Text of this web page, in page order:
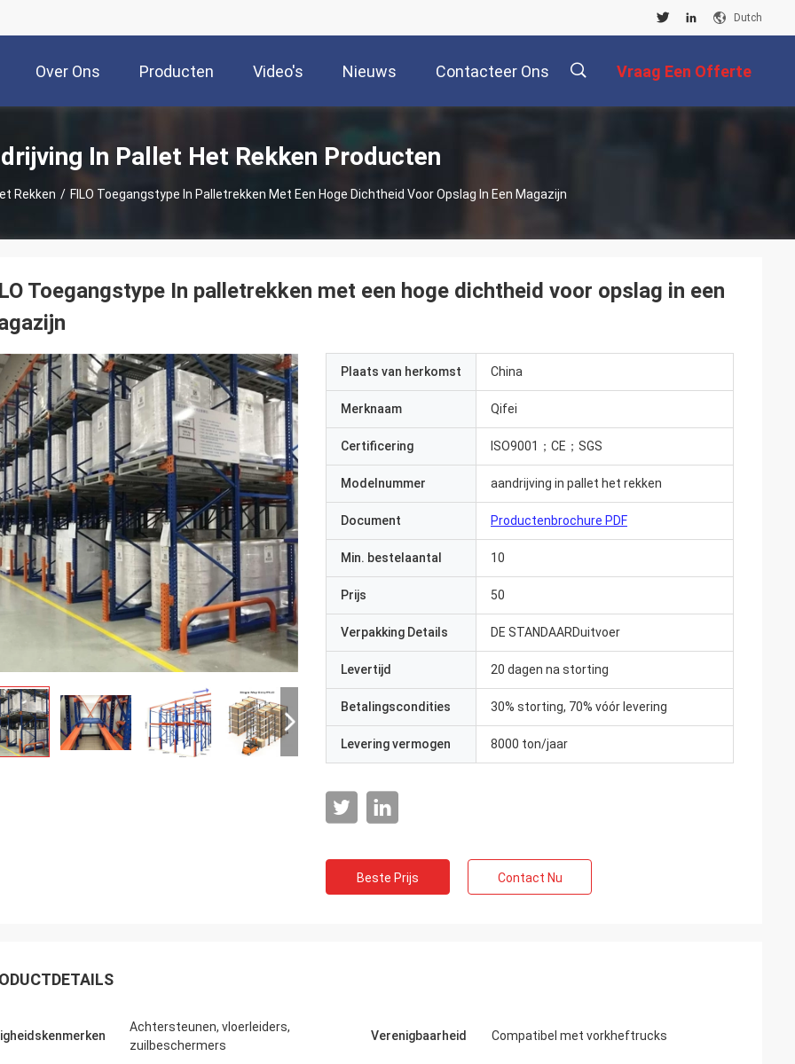
Dutch
Over Ons Producten Video's Nieuws Contacteer Ons Vraag Een Offerte
In Pallet Het Rekken Producten
Rekken / FILO Toegangstype In Palletrekken Met Een Hoge Dichtheid Voor Opslag In Een Magazijn
Toegangstype In palletrekken met een hoge dichtheid voor opslag in een
Plaats van herkomst China
Merknaam Qifei
Certificering ISO9001；CE；SGS
Modelnummer aandrijving in pallet het rekken
Document Productenbrochure PDF
Min. bestelaantal 10
Prijs 50
Verpakking Details DE STANDAARDuitvoer
Levertijd 20 dagen na storting
Betalingscondities 30% storting, 70% vóór levering
Levering vermogen 8000 ton/jaar
Beste Prijs Contact Nu
Achtersteunen, vloerleiders,
zuilbeschermers
Verenigbaarheid Compatibel met vorkheftrucks